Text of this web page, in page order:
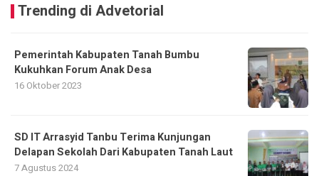
Trending di Advetorial
Pemerintah Kabupaten Tanah Bumbu
Kukuhkan Forum Anak Desa
16 Oktober 2023
SD IT Arrasyid Tanbu Terima Kunjungan
Delapan Sekolah Dari Kabupaten Tanah Laut
7 Agustus 2024